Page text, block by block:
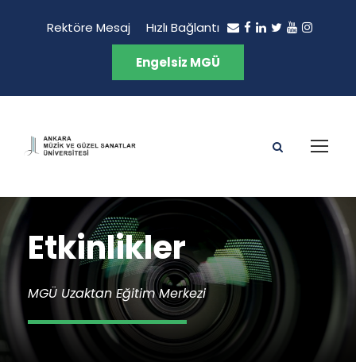
Rektöre Mesaj Hızlı Bağlantı
Engelsiz MGÜ
Etkinlikler
MGÜ Uzaktan Eğitim Merkezi